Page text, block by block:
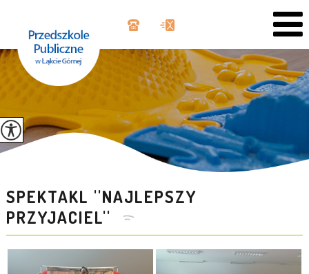
SPEKTAKL ''NAJLEPSZY
PRZYJACIEL''